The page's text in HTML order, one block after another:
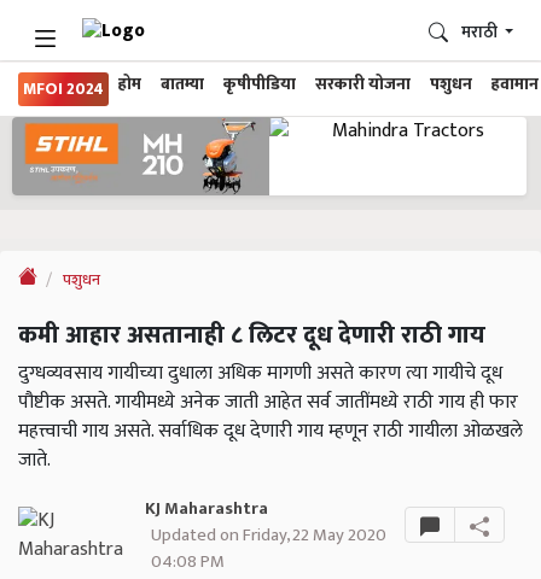
MFOI 2024 होम बातम्या कृषीपीडिया सरकारी योजना पशुधन हवामान
मराठी
पशुधन
कमी आहार असतानाही ८ लिटर दूध देणारी राठी गाय
दुग्धव्यवसाय गायीच्या दुधाला अधिक मागणी असते कारण त्या गायीचे दूध
पौष्टीक असते. गायीमध्ये अनेक जाती आहेत सर्व जातींमध्ये राठी गाय ही फार
महत्त्वाची गाय असते. सर्वाधिक दूध देणारी गाय म्हणून राठी गायीला ओळखले
जाते.
KJ Maharashtra
Updated on Friday, 22 May 2020
04:08 PM